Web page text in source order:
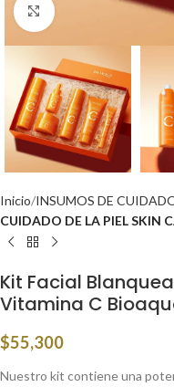
Click to enlarge
Inicio INSUMOS DE
CUIDADO DE LA PIEL SKIN
Kit Facial
Vitamina C
$55,300
Nuestro kit contiene una